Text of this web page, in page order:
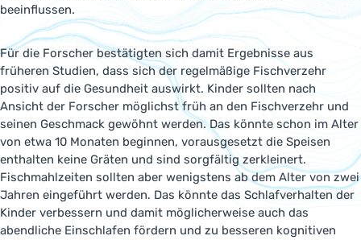
beeinflussen.
Für die Forscher bestätigten sich damit Ergebnisse aus
früheren Studien, dass sich der regelmäßige Fischverzehr
positiv auf die Gesundheit auswirkt. Kinder sollten nach
Ansicht der Forscher möglichst früh an den Fischverzehr und
seinen Geschmack gewöhnt werden. Das könnte schon im Alter
von etwa 10 Monaten beginnen, vorausgesetzt die Speisen
enthalten keine Gräten und sind sorgfältig zerkleinert.
Fischmahlzeiten sollten aber wenigstens ab dem Alter von zwei
Jahren eingeführt werden. Das könnte das Schlafverhalten der
Kinder verbessern und damit möglicherweise auch das
abendliche Einschlafen fördern und zu besseren kognitiven